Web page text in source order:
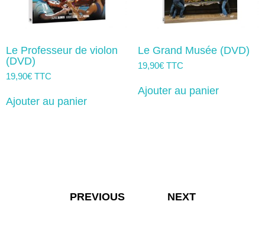
Le Professeur de violon
(DVD)
19,90€ TTC
Ajouter au panier
Le Grand Musée (DVD)
19,90€ TTC
Ajouter au panier
Navigation
PREVIOUS NEXT